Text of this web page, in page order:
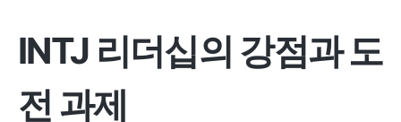
INTJ 리더십의 강점과 도
전 과제